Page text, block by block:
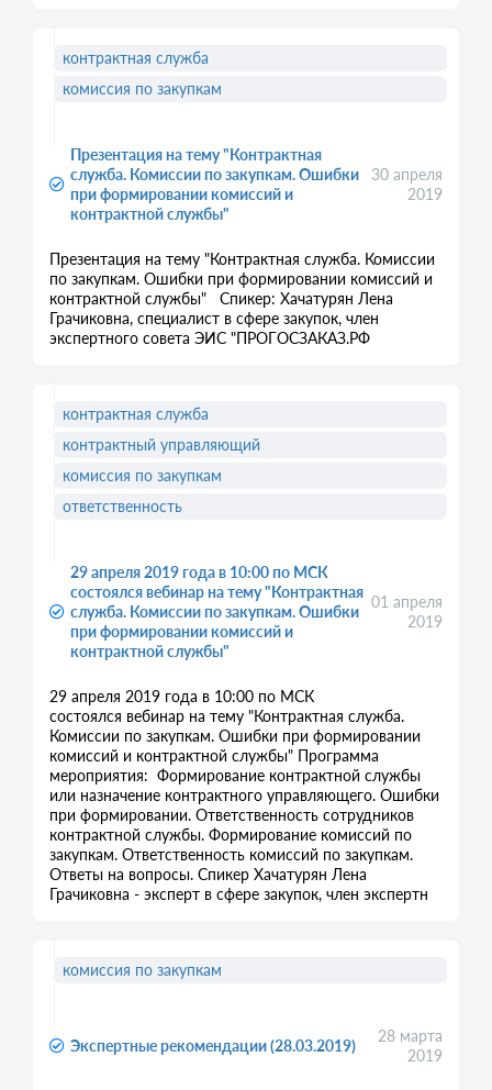
Презентация на тему "Контрактная
служба. Комиссии по закупкам. Ошибки
при формировании комиссий и
контрактной службы"
30 апреля
2019
Презентация на тему "Контрактная служба. Комиссии
по закупкам. Ошибки при формировании комиссий и
контрактной службы" Спикер: Хачатурян Лена
Грачиковна, специалист в сфере закупок, член
экспертного совета ЭИС "ПРОГОСЗАКАЗ.РФ
контрактная служба
комиссия по закупкам
29 апреля 2019 года в 10:00 по МСК
состоялся вебинар на тему "Контрактная
служба. Комиссии по закупкам. Ошибки
при формировании комиссий и
контрактной службы"
01 апреля
2019
29 апреля 2019 года в 10:00 по МСК
состоялся вебинар на тему "Контрактная служба.
Комиссии по закупкам. Ошибки при формировании
комиссий и контрактной службы" Программа
мероприятия: Формирование контрактной службы
или назначение контрактного управляющего. Ошибки
при формировании. Ответственность сотрудников
контрактной службы. Формирование комиссий по
закупкам. Ответственность комиссий по закупкам.
Ответы на вопросы. Спикер Хачатурян Лена
Грачиковна - эксперт в сфере закупок, член экспертн
контрактная служба
контрактный управляющий
комиссия по закупкам
ответственность
Экспертные рекомендации (28.03.2019)
28 марта
2019
комиссия по закупкам